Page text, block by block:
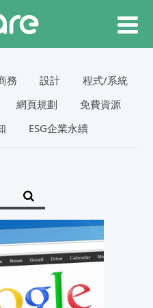
務 設計
程式/系統
網頁規劃
免費資源
ESG企業永續